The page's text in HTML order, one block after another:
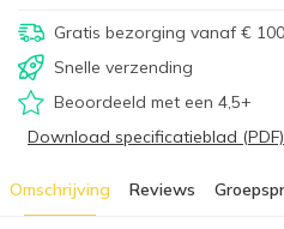
Gratis bezorging vanaf € 100
Snelle verzending
Beoordeeld met een 4,5+
Download specificatieblad (PDF)
Omschrijving Reviews